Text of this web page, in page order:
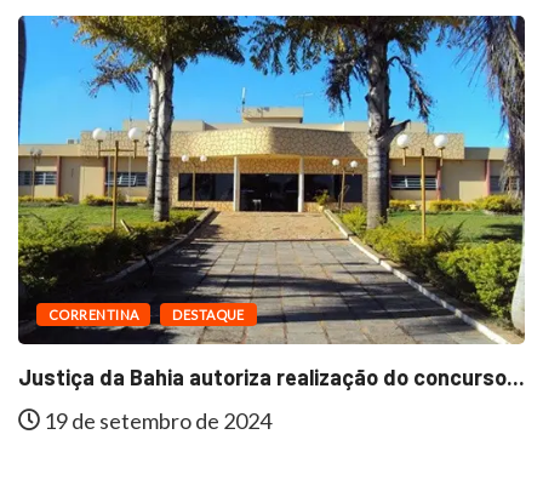
CORRENTINA DESTAQUE
Justiça da Bahia autoriza realização do concurso...
19 de setembro de 2024